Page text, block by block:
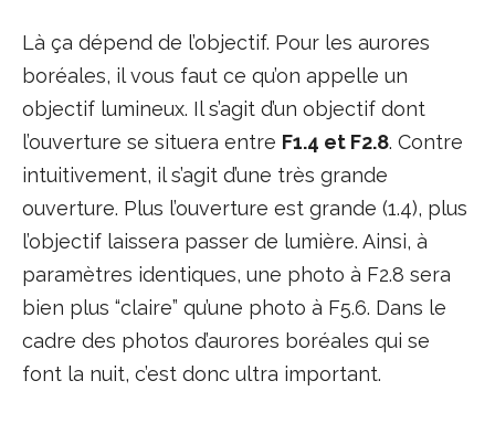
Là ça dépend de l’objectif. Pour les aurores
boréales, il vous faut ce qu’on appelle un
objectif lumineux. Il s’agit d’un objectif dont
l’ouverture se situera entre F1.4 et F2.8. Contre
intuitivement, il s’agit d’une très grande
ouverture. Plus l’ouverture est grande (1.4), plus
l’objectif laissera passer de lumière. Ainsi, à
paramètres identiques, une photo à F2.8 sera
bien plus “claire” qu’une photo à F5.6. Dans le
cadre des photos d’aurores boréales qui se
font la nuit, c’est donc ultra important.